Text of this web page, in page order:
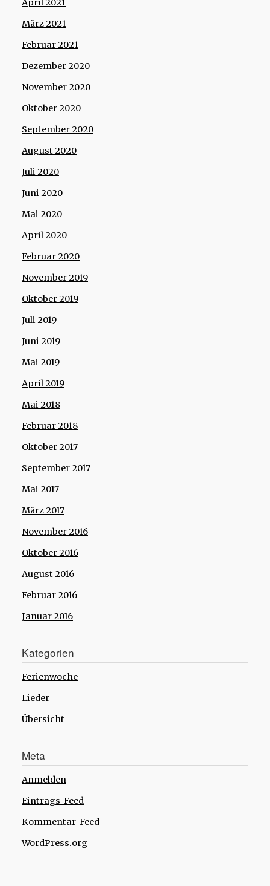
April 2021
März 2021
Februar 2021
Dezember 2020
November 2020
Oktober 2020
September 2020
August 2020
Juli 2020
Juni 2020
Mai 2020
April 2020
Februar 2020
November 2019
Oktober 2019
Juli 2019
Juni 2019
Mai 2019
April 2019
Mai 2018
Februar 2018
Oktober 2017
September 2017
Mai 2017
März 2017
November 2016
Oktober 2016
August 2016
Februar 2016
Januar 2016
Kategorien
Ferienwoche
Lieder
Übersicht
Meta
Anmelden
Eintrags-Feed
Kommentar-Feed
WordPress.org